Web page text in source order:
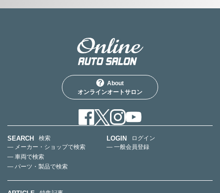
About
オンラインオートサロン
SEARCH
検索
— メーカー・ショップで検索
— 車両で検索
— パーツ・製品で検索
LOGIN
ログイン
— 一般会員登録